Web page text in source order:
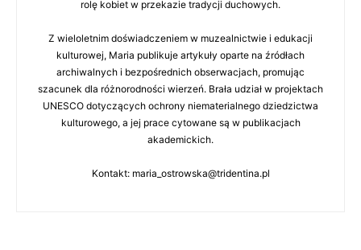
rolę kobiet w przekazie tradycji duchowych.
Z wieloletnim doświadczeniem w muzealnictwie i edukacji
kulturowej, Maria publikuje artykuły oparte na źródłach
archiwalnych i bezpośrednich obserwacjach, promując
szacunek dla różnorodności wierzeń. Brała udział w projektach
UNESCO dotyczących ochrony niematerialnego dziedzictwa
kulturowego, a jej prace cytowane są w publikacjach
akademickich.
Kontakt: maria_ostrowska@tridentina.pl